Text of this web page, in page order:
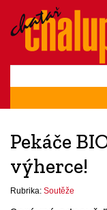
Pekáče
výherce!
Rubrika: Soutěže